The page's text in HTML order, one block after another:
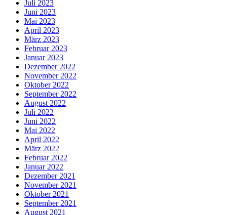
Juli 2023
Juni 2023
Mai 2023
April 2023
März 2023
Februar 2023
Januar 2023
Dezember 2022
November 2022
Oktober 2022
September 2022
August 2022
Juli 2022
Juni 2022
Mai 2022
April 2022
März 2022
Februar 2022
Januar 2022
Dezember 2021
November 2021
Oktober 2021
September 2021
August 2021